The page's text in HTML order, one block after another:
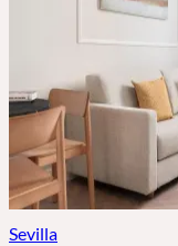
Sevilla